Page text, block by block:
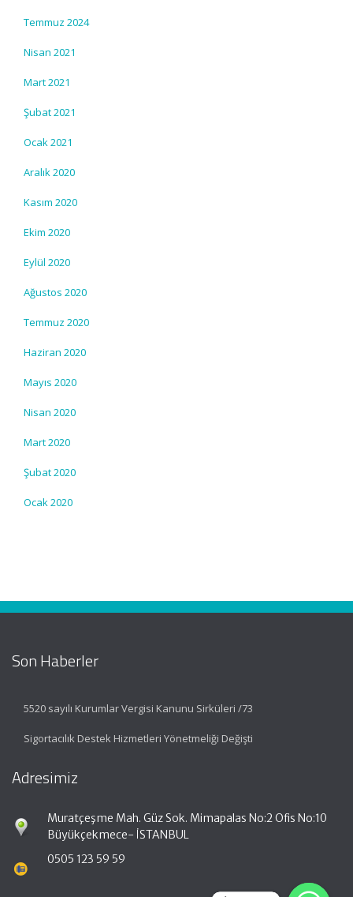
Temmuz 2024
Nisan 2021
Mart 2021
Şubat 2021
Ocak 2021
Aralık 2020
Kasım 2020
Ekim 2020
Eylül 2020
Ağustos 2020
Temmuz 2020
Haziran 2020
Mayıs 2020
Nisan 2020
Mart 2020
Şubat 2020
Ocak 2020
Son Haberler
5520 sayılı Kurumlar Vergisi Kanunu Sirküleri /73
Sigortacılık Destek Hizmetleri Yönetmeliği Değişti
Adresimiz
Muratçeşme Mah. Güz Sok. Mimapalas No:2 Ofis No:10
Büyükçekmece- İSTANBUL
0505 123 59 59